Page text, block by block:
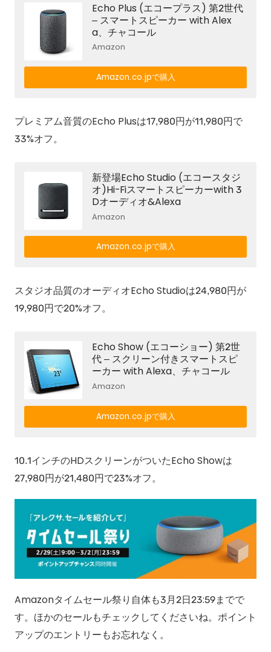
Echo Plus (エコープラス) 第2世代
– スマートスピーカー with Alex
a、チャコール
Amazon
Amazon.co.jpで購入
プレミアム音質のEcho Plusは17,980円が11,980円で
33%オフ。
新登場Echo Studio (エコースタジ
オ)Hi-Fiスマートスピーカーwith 3
Dオーディオ&Alexa
Amazon
Amazon.co.jpで購入
スタジオ品質のオーディオEcho Studioは24,980円が
19,980円で20%オフ。
Echo Show (エコーショー) 第2世
代 – スクリーン付きスマートスピ
ーカー with Alexa、チャコール
Amazon
Amazon.co.jpで購入
10.1インチのHDスクリーンがついたEcho Showは
27,980円が21,480円で23%オフ。
Amazonタイムセール祭り自体も3月2日23:59までで
す。ほかのセールもチェックしてくださいね。ポイント
アップのエントリーもお忘れなく。